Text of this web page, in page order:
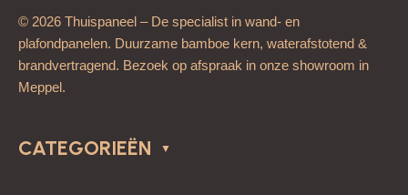
© 2026 Thuispaneel – De specialist in wand- en
plafondpanelen. Duurzame bamboe kern, waterafstotend &
brandvertragend. Bezoek op afspraak in onze showroom in
Meppel.
CATEGORIEËN